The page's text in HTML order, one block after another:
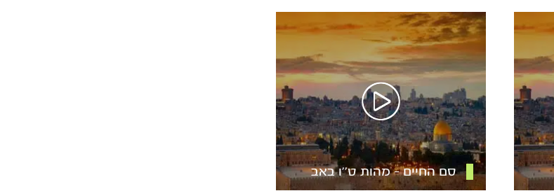
סם החיים – מהות ט’’ו באב